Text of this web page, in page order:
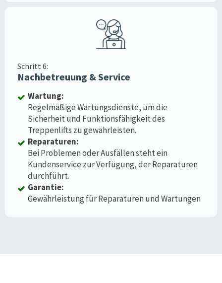
Schritt 6:
Nachbetreuung & Service
Wartung:
Regelmäßige Wartungsdienste, um die
Sicherheit und Funktionsfähigkeit des
Treppenlifts zu gewährleisten.
Reparaturen:
Bei Problemen oder Ausfällen steht ein
Kundenservice zur Verfügung, der Reparaturen
durchführt.
Garantie:
Gewährleistung für Reparaturen und Wartungen